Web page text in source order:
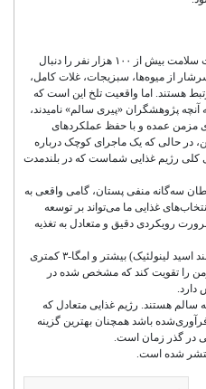
تحقیق ۳۰ ساله دانشگاه هاروارد اطلاعات سلامت بیش از ۱۰۰ هزار نفر را دنبال
از میوه‌ها، سبزیجات، غلات کامل،
هستند. اما واقعیت تلخ این است که
به آنچه پژوهشگران «پیری سالم» نامیدند،
۷۰ سالگی بدون ۱۱ بیماری مزمن عمده و با حفظ عملکردهای
در حالی که یک ماجرای کوچک درباره
کلی رژیم غذایی شماست که در بلندمدت
سه‌گانه منفی پستان، گامی واقعی به
غذایی ما می‌تواند بر توسعه
رویکردی دقیق و متعادل به تغذیه
رژیم‌های غذایی غربی امروزی امگا-۶ (مانند اسید لینولئیک) بیشتر و امگا-۳ کمتری
را تقویت کند که مشخص شده در
دارد.
سالم هستند. رژیم غذایی متعادل که
باشد همچنان بهترین گزینه
در گذر زمان است.